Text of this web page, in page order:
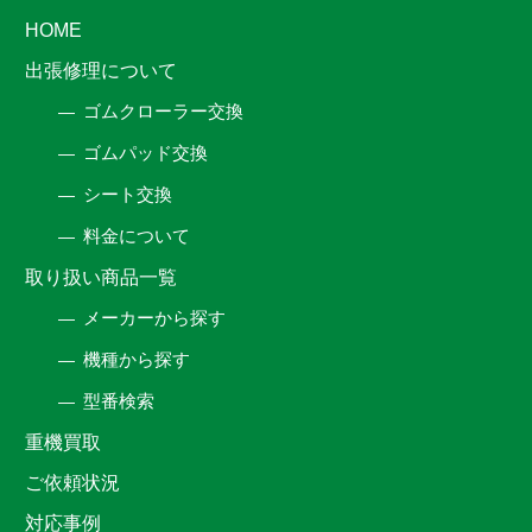
HOME
出張修理について
ゴムクローラー交換
ゴムパッド交換
シート交換
料金について
取り扱い商品一覧
メーカーから探す
機種から探す
型番検索
重機買取
ご依頼状況
対応事例